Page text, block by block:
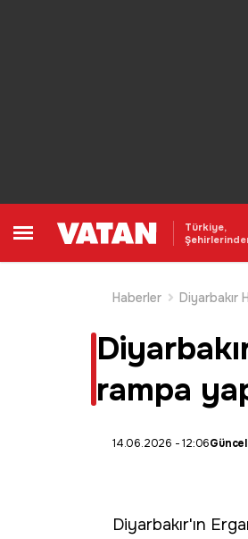
Türkiye,
Haberler Diyarbakır
rampa
14.06.2026 - 12:06
Diyarbakır'ın